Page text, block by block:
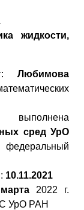
жидкости,
Любимова
выполнена
сред УрО
10.11.2021
2022 г.
УрО РАН